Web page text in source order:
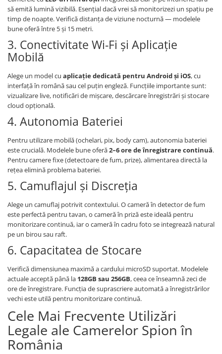
să emită lumină vizibilă. Esențial dacă vrei să monitorizezi un spațiu pe
timp de noapte. Verifică distanța de viziune nocturnă — modelele
bune oferă între 5 și 15 metri.
3. Conectivitate Wi-Fi și Aplicație
Mobilă
Alege un model cu aplicație dedicată pentru Android și iOS, cu
interfață în română sau cel puțin engleză. Funcțiile importante sunt:
vizualizare live, notificări de mișcare, descărcare înregistrări și stocare
cloud opțională.
4. Autonomia Bateriei
Pentru utilizare mobilă (ochelari, pix, body cam), autonomia bateriei
este crucială. Modelele bune oferă2–6 ore de înregistrare continuă.
Pentru camere fixe (detectoare de fum, prize), alimentarea directă la
rețea elimină problema bateriei.
5. Camuflajul și Discreția
Alege un camuflaj potrivit contextului. O cameră în detector de fum
este perfectă pentru tavan, o cameră în priză este ideală pentru
monitorizare continuă, iar o cameră în cadru foto se integrează natural
pe un birou sau raft.
6. Capacitatea de Stocare
Verifică dimensiunea maximă a cardului microSD suportat. Modelele
actuale acceptă până la 128GB sau 256GB, ceea ce înseamnă zeci de
ore de înregistrare. Funcția de suprascriere automată a înregistrărilor
vechi este utilă pentru monitorizare continuă.
Cele Mai Frecvente Utilizări
Legale ale Camerelor Spion în
România